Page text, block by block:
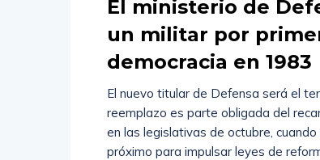
El ministerio de
un militar por
democracia en 1983
El nuevo titular de Defensa será el
reemplazo es parte obligada del
en las legislativas de octubre,
próximo para impulsar leyes de